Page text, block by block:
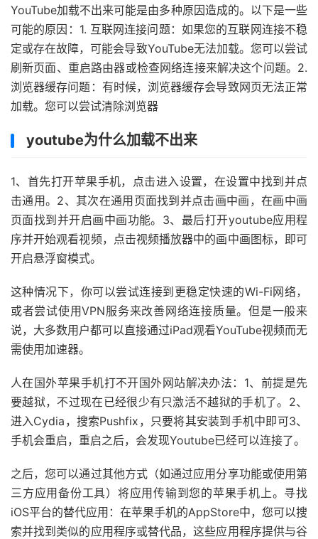
YouTube加载不出来可能是由多种原因造成的。以下是一些
可能的原因：1. 互联网连接问题：如果您的互联网连接不稳
定或存在故障，可能会导致YouTube无法加载。您可以尝试
刷新页面、重启路由器或检查网络连接来解决这个问题。2.
浏览器缓存问题：有时候，浏览器缓存会导致网页无法正常
加载。您可以尝试清除浏览器
youtube为什么加载不出来
1、首先打开苹果手机，点击进入设置，在设置中找到并点
击通用。2、其次在通用页面找到并点击画中画，在画中画
页面找到并开启画中画功能。3、最后打开youtube应用程
序并开始观看视频，点击视频播放器中的画中画图标，即可
开启悬浮窗模式。
这种情况下，你可以尝试连接到更稳定快速的Wi-Fi网络，
或者尝试使用VPN服务来改善网络连接质量。但是一般来
说，大多数用户都可以直接通过iPad观看YouTube视频而无
需使用加速器。
人在国外苹果手机打不开国外网站解决办法：1、前提是先
要越狱，不过现在已经很少有只激活不越狱的手机了。2、
进入Cydia，搜索Pushfix，只要将其安装到手机中即可3、
手机会重启，重启之后，会发现Youtube已经可以连接了。
之后，您可以通过其他方式（如通过应用分享功能或使用第
三方应用备份工具）将应用传输到您的苹果手机上。寻找
iOS平台的替代应用：在苹果手机的AppStore中，您可以搜
索并找到类似的应用程序或替代品，这些应用程序提供与谷